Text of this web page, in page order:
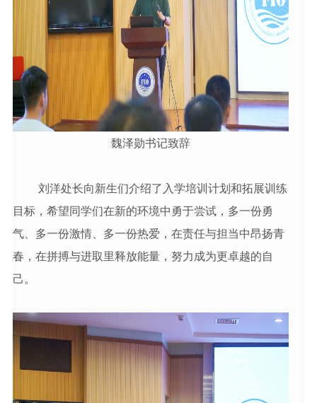
魏泽勋书记致辞
刘洋处长向新生们介绍了入学培训计划和拓展训练
目标，希望同学们在新的环境中勇于尝试，多一份勇
气、多一份激情、多一份热爱，在责任与担当中昂扬青
春，在拼搏与进取里释放能量，努力成为更卓越的自
己。